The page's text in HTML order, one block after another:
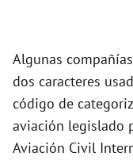
Algunas
dos caracteres
código de
aviación legislado
Aviación Civil